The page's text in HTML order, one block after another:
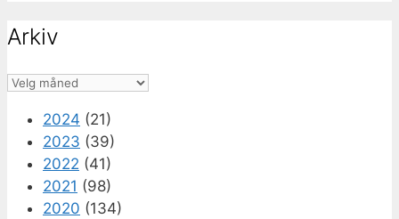
Arkiv
Arkiv
2024 (21)
2023 (39)
2022 (41)
2021 (98)
2020 (134)